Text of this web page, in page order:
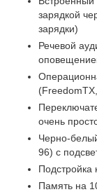
зарядкой
зарядки)
Речевой
очень
Черно-
96) с
Подстройка
Память на